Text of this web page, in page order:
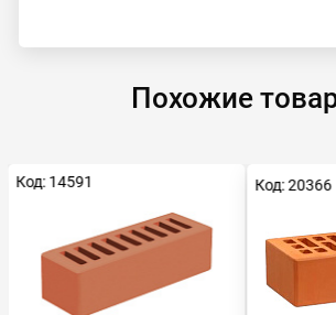
Похожие
Код: 14591 Код: 20366